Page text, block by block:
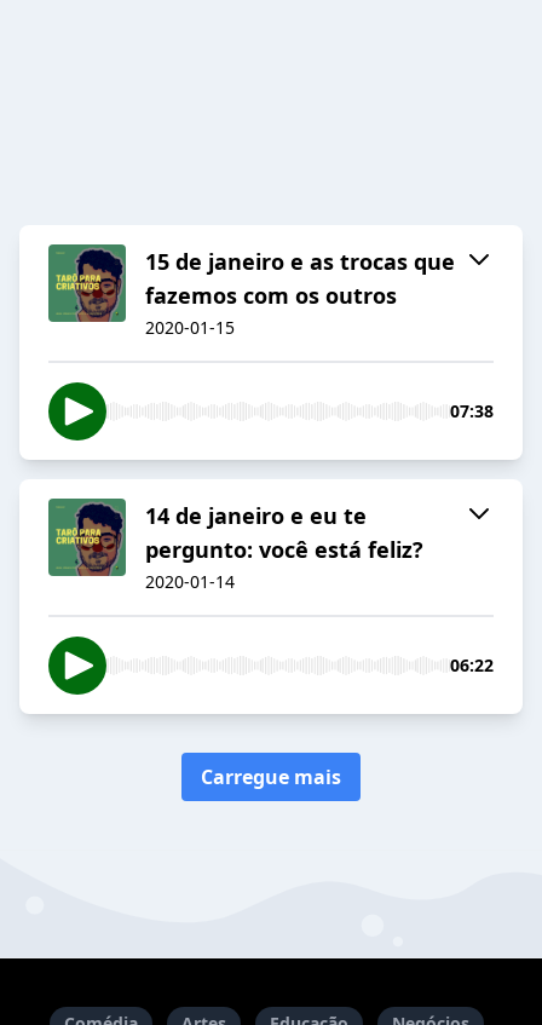
15 de janeiro e as trocas que
fazemos com os outros
2020-01-15
07:38
14 de janeiro e eu te
pergunto: você está feliz?
2020-01-14
06:22
Carregue mais